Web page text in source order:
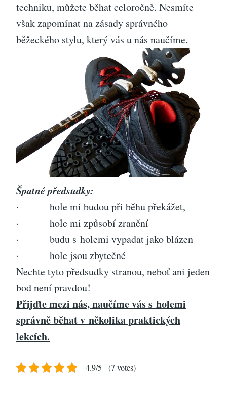
techniku, můžete běhat celoročně. Nesmíte
však zapomínat na zásady správného
běžeckého stylu, který vás u nás naučíme.
Špatné předsudky:
· hole mi budou při běhu překážet,
· hole mi způsobí zranění
· budu s holemi vypadat jako blázen
· hole jsou zbytečné
Nechte tyto předsudky stranou, neboť ani jeden
bod není pravdou!
Přijďte mezi nás, naučíme vás s holemi
správně běhat v několika praktických
lekcích.
4.9/5 - (7 votes)